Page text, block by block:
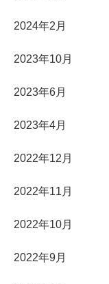
2024年2月
2023年10月
2023年6月
2023年4月
2022年12月
2022年11月
2022年10月
2022年9月